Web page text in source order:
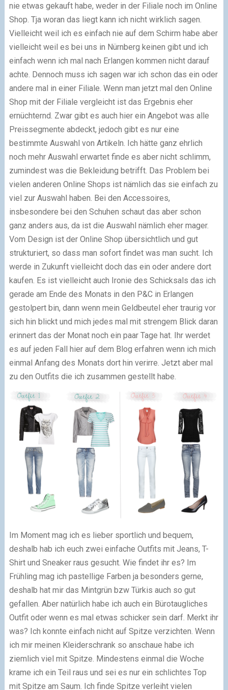
nie etwas gekauft habe, weder in der Filiale noch im Online
Shop. Tja woran das liegt kann ich nicht wirklich sagen.
Vielleicht weil ich es einfach nie auf dem Schirm habe aber
vielleicht weil es bei uns in Nürnberg keinen gibt und ich
einfach wenn ich mal nach Erlangen kommen nicht darauf
achte. Dennoch muss ich sagen war ich schon das ein oder
andere mal in einer Filiale. Wenn man jetzt mal den Online
Shop mit der Filiale vergleicht ist das Ergebnis eher
ernüchternd. Zwar gibt es auch hier ein Angebot was alle
Preissegmente abdeckt, jedoch gibt es nur eine
bestimmte Auswahl von Artikeln. Ich hätte ganz ehrlich
noch mehr Auswahl erwartet finde es aber nicht schlimm,
zumindest was die Bekleidung betrifft. Das Problem bei
vielen anderen Online Shops ist nämlich das sie einfach zu
viel zur Auswahl haben. Bei den Accessoires,
insbesondere bei den Schuhen schaut das aber schon
ganz anders aus, da ist die Auswahl nämlich eher mager.
Vom Design ist der Online Shop übersichtlich und gut
strukturiert, so dass man sofort findet was man sucht. Ich
werde in Zukunft vielleicht doch das ein oder andere dort
kaufen. Es ist vielleicht auch Ironie des Schicksals das ich
gerade am Ende des Monats in den P&C in Erlangen
gestolpert bin, dann wenn mein Geldbeutel eher traurig vor
sich hin blickt und mich jedes mal mit strengem Blick daran
erinnert das der Monat noch ein paar Tage hat. Ihr werdet
es auf jeden Fall hier auf dem Blog erfahren wenn ich mich
einmal Anfang des Monats dort hin verirre. Jetzt aber mal
zu den Outfits die ich zusammen gestellt habe.
Im Moment mag ich es lieber sportlich und bequem,
deshalb hab ich euch zwei einfache Outfits mit Jeans, T-
Shirt und Sneaker raus gesucht. Wie findet ihr es? Im
Frühling mag ich pastellige Farben ja besonders gerne,
deshalb hat mir das Mintgrün bzw Türkis auch so gut
gefallen. Aber natürlich habe ich auch ein Bürotaugliches
Outfit oder wenn es mal etwas schicker sein darf. Merkt ihr
was? Ich konnte einfach nicht auf Spitze verzichten. Wenn
ich mir meinen Kleiderschrank so anschaue habe ich
ziemlich viel mit Spitze. Mindestens einmal die Woche
krame ich ein Teil raus und sei es nur ein schlichtes Top
mit Spitze am Saum. Ich finde Spitze verleiht vielen